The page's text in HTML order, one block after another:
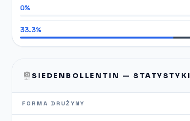
0%
33.3%
SIEDENBOLLENTIN — STATYSTYKI
FORMA DRUŻYNY